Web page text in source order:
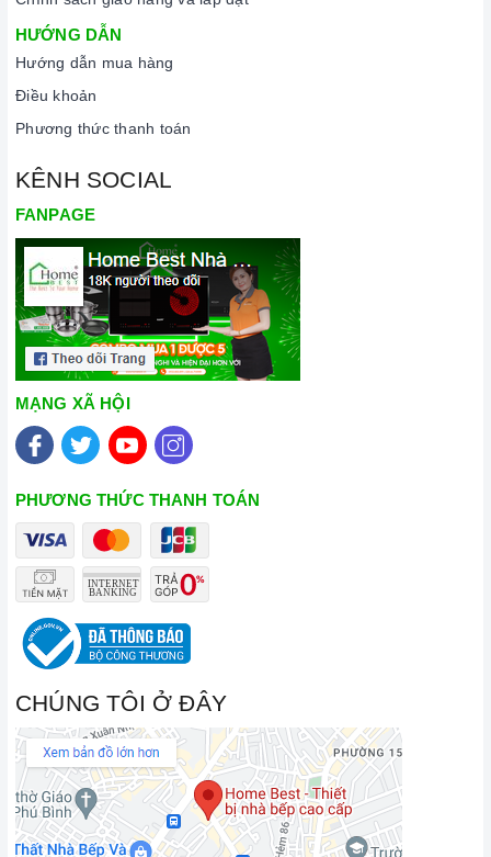
HƯỚNG DẪN
Hướng dẫn mua hàng
Điều khoản
Phương thức thanh toán
KÊNH SOCIAL
FANPAGE
MẠNG XÃ HỘI
PHƯƠNG THỨC THANH TOÁN
CHÚNG TÔI Ở ĐÂY